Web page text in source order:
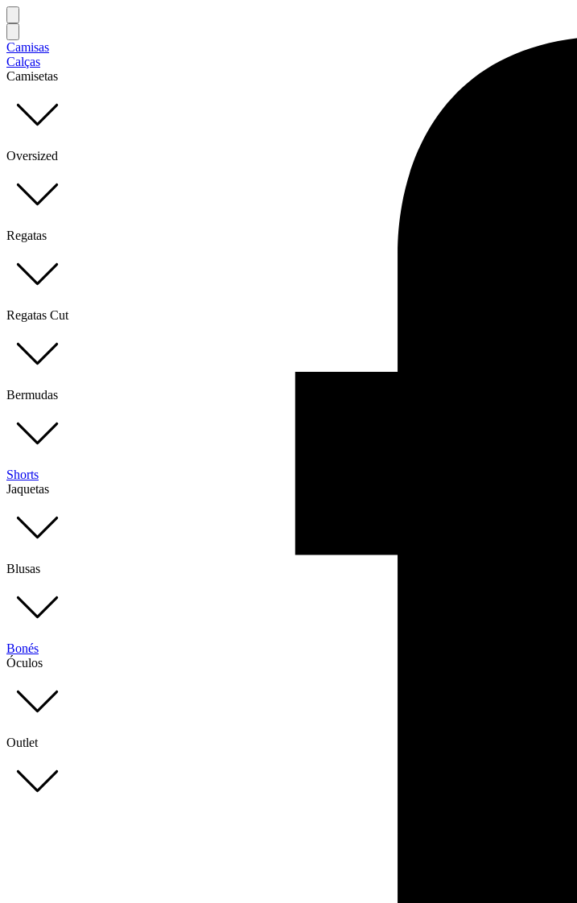
Camisas
Calças
Camisetas
Oversized
Regatas
Regatas Cut
Bermudas
Shorts
Jaquetas
Blusas
Bonés
Óculos
Outlet